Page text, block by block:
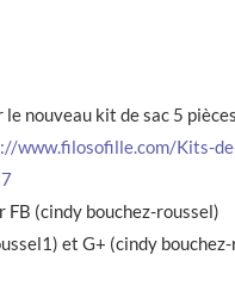
nouveau kit de sac 5
www.filosofille.com/Kits-
FB (cindy bouchez-roussel)
et G+ (cindy